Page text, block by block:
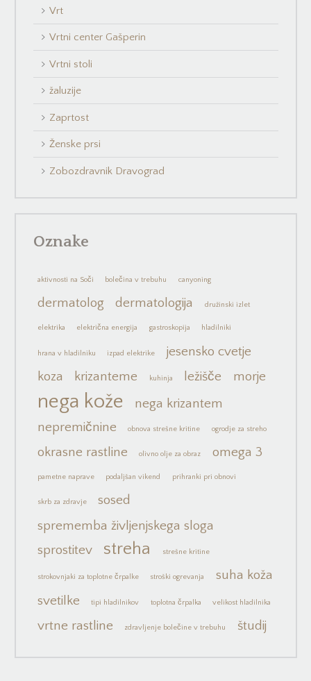
Vrt
Vrtni center Gašperin
Vrtni stoli
žaluzije
Zaprtost
Ženske prsi
Zobozdravnik Dravograd
Oznake
aktivnosti na Soči bolečina v trebuhu canyoning
dermatolog dermatologija družinski izlet
elektrika električna energija gastroskopija hladilniki
hrana v hladilniku izpad elektrike
jesensko cvetje
koza
krizanteme kuhinja ležišče morje
nega kože
nega krizantem
nepremičnine
obnova strešne kritine ogrodje za streho
okrasne rastline olivno olje za obraz omega 3
pametne naprave podaljšan vikend prihranki pri obnovi
skrb za zdravje
sosed
sprememba življenjskega sloga
sprostitev
streha strešne kritine
strokovnjaki za toplotne črpalke stroški ogrevanja
suha koža
svetilke
tipi hladilnikov toplotna črpalka velikost hladilnika
vrtne rastline zdravljenje bolečine v trebuhu študij